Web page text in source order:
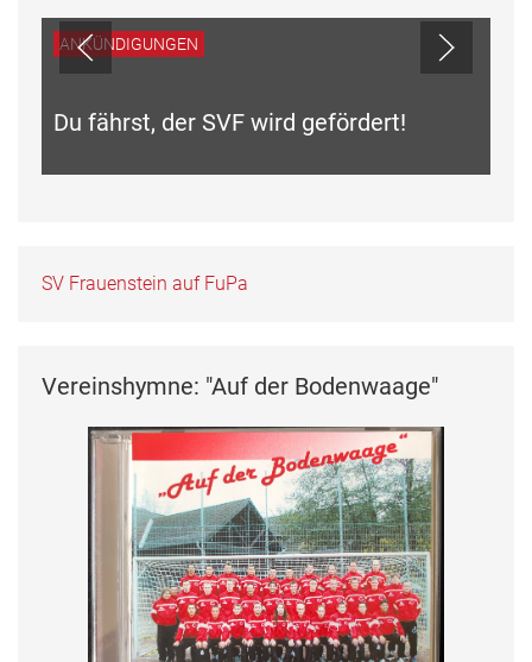
ANKÜNDIGUNGEN
Du fährst, der SVF wird gefördert!
SV Frauenstein auf FuPa
Vereinshymne: "Auf der Bodenwaage"